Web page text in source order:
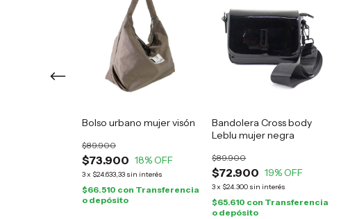
Bolso urbano mujer visón
$73.900
$89.900
18% OFF
3x $24.633,33 sin interés
$66.510 con Transferencia
o depósito
Bandolera Cross body
Leblu mujer negra
$72.900
$89.900
19% OFF
3x $24.300 sin interés
$65.610 con Transferencia
o depósito